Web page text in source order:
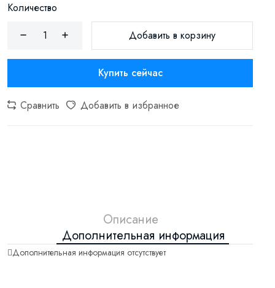
Количество
Добавить в корзину
Купить сейчас
Сравнить Добавить в избранное
Описание
Дополнительная информация
Дополнительная информация отсутствует